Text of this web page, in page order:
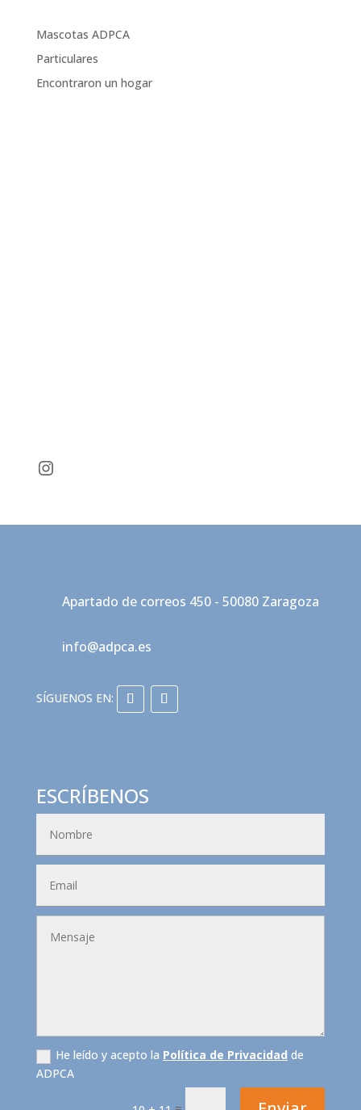
Mascotas ADPCA
Particulares
Encontraron un hogar
Instagram
Apartado de correos 450 - 50080 Zaragoza
info@adpca.es
ESCRÍBENOS
He leído y acepto la Política de Privacidad de
ADPCA